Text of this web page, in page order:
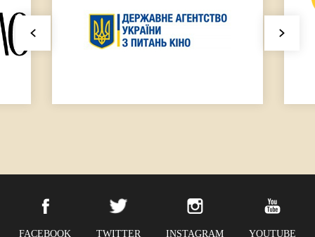
FACEBOOK TWITTER INSTAGRAM YOUTUBE